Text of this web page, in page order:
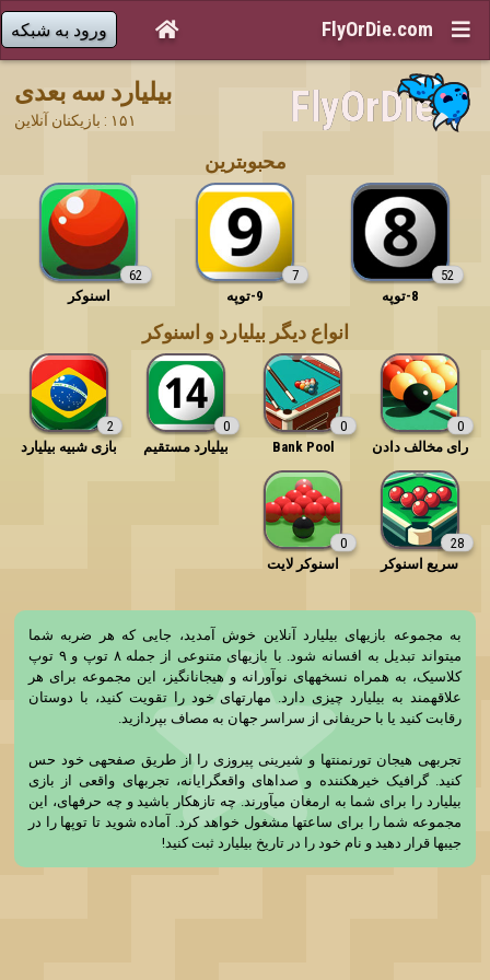

FlyOrDie.com
 ورود به شبکه
بیلیارد سه بعدی
محبوبترین
52
8-توپه
7
9-توپه
62
اسنوکر
انواع دیگر بیلیارد و اسنوکر
0
رای مخالف دادن
0
Bank Pool
0
بیلیارد مستقیم
2
بازی شبیه بیلیارد
28
سریع اسنوکر
0
اسنوکر لايت
جیبها قرار دهید و نام خود را در تاریخ بیلیارد ثبت کنید!